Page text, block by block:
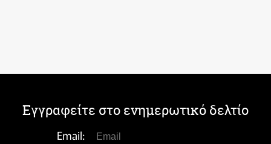
Εγγραφείτε στο ενημερωτικό δελτίο
Email: